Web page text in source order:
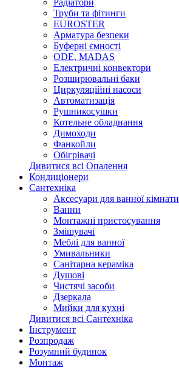
Радіатори
Труби та фітинги
EUROSTER
Арматура безпеки
Буферні ємності
ODE, MADAS
Електричні конвектори
Розширювальні баки
Циркуляційні насоси
Автоматизація
Рушникосушки
Котельне обладнання
Димоходи
Фанкойли
Обігрівачі
Дивитися всі Опалення
Кондиціонери
Сантехніка
Аксесуари для ванної кімнати
Ванни
Монтажні пристосування
Змішувачі
Меблі для ванної
Умивальники
Санітарна кераміка
Душові
Чистячі засоби
Дзеркала
Мийки для кухні
Дивитися всі Сантехніка
Інструмент
Розпродаж
Розумний будинок
Монтаж